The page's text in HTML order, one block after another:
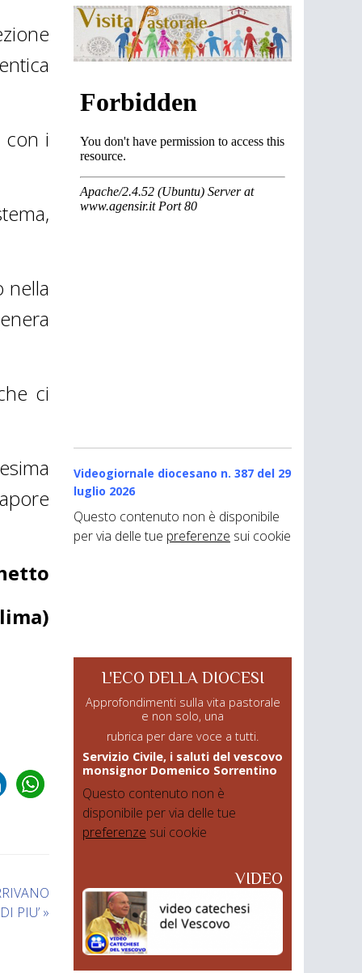
con i
nella
ci
PIU’ »
Videogiornale diocesano n. 387 del 29
luglio 2026
Questo contenuto non è disponibile
per via delle tue preferenze sui cookie
L'ECO DELLA DIOCESI
Approfondimenti sulla vita pastorale
e non solo, una
rubrica per dare voce a tutti.
Servizio Civile, i saluti del vescovo
monsignor Domenico Sorrentino
Questo contenuto non è
disponibile per via delle tue
preferenze sui cookie
VIDEO